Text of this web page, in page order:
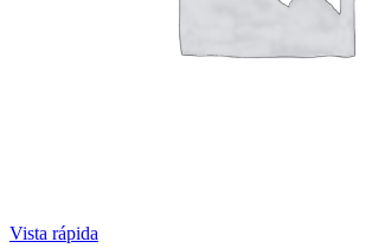
Vista rápida